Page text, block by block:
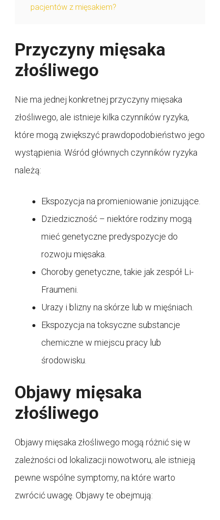
pacjentów z mięsakiem?
Przyczyny mięsaka
złośliwego
Nie ma jednej konkretnej przyczyny mięsaka
złośliwego, ale istnieje kilka czynników ryzyka,
które mogą zwiększyć prawdopodobieństwo jego
wystąpienia. Wśród głównych czynników ryzyka
należą:
Ekspozycja na promieniowanie jonizujące.
Dziedziczność – niektóre rodziny mogą
mieć genetyczne predyspozycje do
rozwoju mięsaka.
Choroby genetyczne, takie jak zespół Li-
Fraumeni.
Urazy i blizny na skórze lub w mięśniach.
Ekspozycja na toksyczne substancje
chemiczne w miejscu pracy lub
środowisku.
Objawy mięsaka
złośliwego
Objawy mięsaka złośliwego mogą różnić się w
zależności od lokalizacji nowotworu, ale istnieją
pewne wspólne symptomy, na które warto
zwrócić uwagę. Objawy te obejmują: